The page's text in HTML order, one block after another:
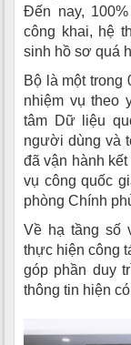
Đến nay,
công khai, hệ
sinh hồ sơ quá
Bộ là một trong
nhiệm vụ theo
tâm Dữ liệu
người dùng và
đã vận hành
vụ công quốc
phòng Chính
Về hạ tầng số
thực hiện công
góp phần duy
thông tin hiện